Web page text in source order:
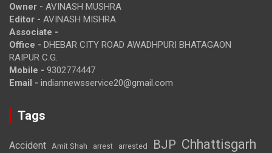
Owner - AVINASH MUSHRA
Editor - AVINASH MISHRA
Associate -
Office - DHEBAR CITY ROAD AWADHPURI BHATAGAON
RAIPUR C.G.
Mobile - 9302774447
Email - indiannewsservice20@gmail.com
Tags
Accident Amit Shah arrest arrested BJP Chhattisgarh